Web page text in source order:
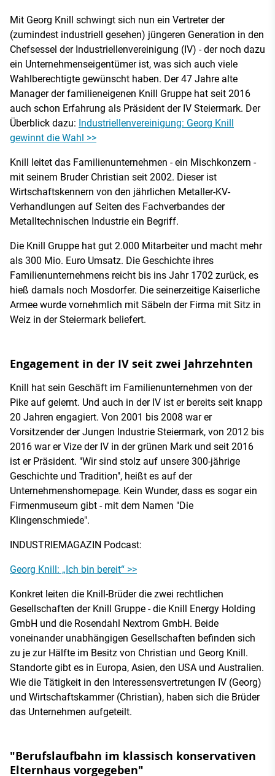
Mit Georg Knill schwingt sich nun ein Vertreter der
(zumindest industriell gesehen) jüngeren Generation in den
Chefsessel der Industriellenvereinigung (IV) - der noch dazu
ein Unternehmenseigentümer ist, was sich auch viele
Wahlberechtigte gewünscht haben. Der 47 Jahre alte
Manager der familieneigenen Knill Gruppe hat seit 2016
auch schon Erfahrung als Präsident der IV Steiermark. Der
Überblick dazu: Industriellenvereinigung: Georg Knill
gewinnt die Wahl >>
Knill leitet das Familienunternehmen - ein Mischkonzern -
mit seinem Bruder Christian seit 2002. Dieser ist
Wirtschaftskennern von den jährlichen Metaller-KV-
Verhandlungen auf Seiten des Fachverbandes der
Metalltechnischen Industrie ein Begriff.
Die Knill Gruppe hat gut 2.000 Mitarbeiter und macht mehr
als 300 Mio. Euro Umsatz. Die Geschichte ihres
Familienunternehmens reicht bis ins Jahr 1702 zurück, es
hieß damals noch Mosdorfer. Die seinerzeitige Kaiserliche
Armee wurde vornehmlich mit Säbeln der Firma mit Sitz in
Weiz in der Steiermark beliefert.
Engagement in der IV seit zwei Jahrzehnten
Knill hat sein Geschäft im Familienunternehmen von der
Pike auf gelernt. Und auch in der IV ist er bereits seit knapp
20 Jahren engagiert. Von 2001 bis 2008 war er
Vorsitzender der Jungen Industrie Steiermark, von 2012 bis
2016 war er Vize der IV in der grünen Mark und seit 2016
ist er Präsident. "Wir sind stolz auf unsere 300-jährige
Geschichte und Tradition", heißt es auf der
Unternehmenshomepage. Kein Wunder, dass es sogar ein
Firmenmuseum gibt - mit dem Namen "Die
Klingenschmiede".
INDUSTRIEMAGAZIN Podcast:
Georg Knill: „Ich bin bereit“ >>
Konkret leiten die Knill-Brüder die zwei rechtlichen
Gesellschaften der Knill Gruppe - die Knill Energy Holding
GmbH und die Rosendahl Nextrom GmbH. Beide
voneinander unabhängigen Gesellschaften befinden sich
zu je zur Hälfte im Besitz von Christian und Georg Knill.
Standorte gibt es in Europa, Asien, den USA und Australien.
Wie die Tätigkeit in den Interessensvertretungen IV (Georg)
und Wirtschaftskammer (Christian), haben sich die Brüder
das Unternehmen aufgeteilt.
"Berufslaufbahn im klassisch konservativen
Elternhaus vorgegeben"